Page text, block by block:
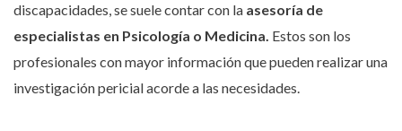
discapacidades, se suele contar con la asesoría de
especialistas en Psicología o Medicina. Estos son los
profesionales con mayor información que pueden realizar una
investigación pericial acorde a las necesidades.